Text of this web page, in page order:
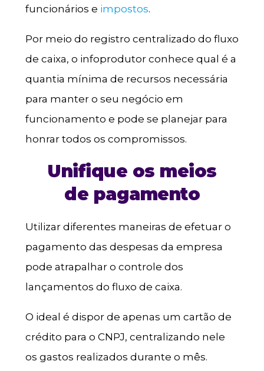
funcionários e impostos.
Por meio do registro centralizado do fluxo
de caixa, o infoprodutor conhece qual é a
quantia mínima de recursos necessária
para manter o seu negócio em
funcionamento e pode se planejar para
honrar todos os compromissos.
Unifique os meios
de pagamento
Utilizar diferentes maneiras de efetuar o
pagamento das despesas da empresa
pode atrapalhar o controle dos
lançamentos do fluxo de caixa.
O ideal é dispor de apenas um cartão de
crédito para o CNPJ, centralizando nele
os gastos realizados durante o mês.